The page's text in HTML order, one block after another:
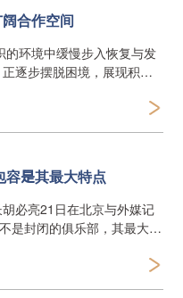
合作空间
环境中缓慢步入恢复与发
逐步摆脱困境，展现积极
球经济稳健复苏与未来增
容是其最大特点
必亮21日在北京与外媒记
是封闭的俱乐部，其最大的